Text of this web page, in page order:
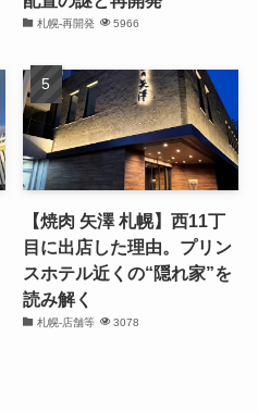
札幌-再開発 5966
【焼肉 矢澤 札幌】西11丁
目に出店した理由。プリン
スホテル近くの“隠れ家”を
読み解く
札幌-店舗等 3078